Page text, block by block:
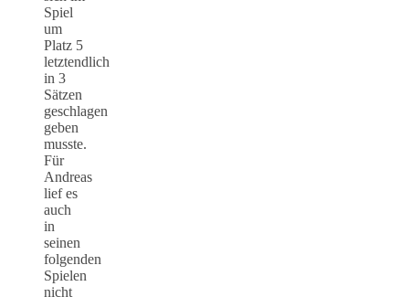
Spiel
um
Platz 5
letztendlich
in 3
Sätzen
geschlagen
geben
musste.
Für
Andreas
lief es
auch
in
seinen
folgenden
Spielen
nicht